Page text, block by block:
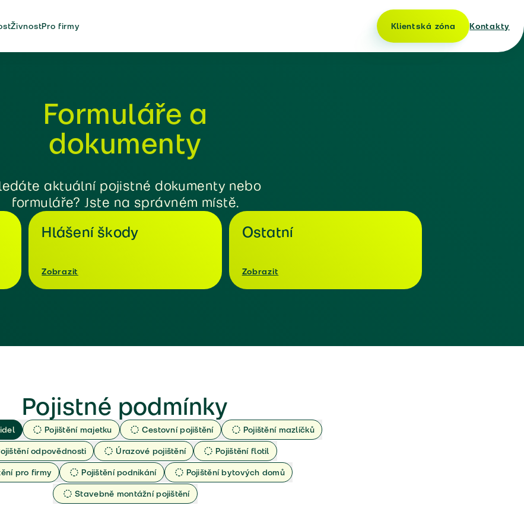
ŽivnostPro firmy Klientská zóna Kontakty
Formuláře a
dokumenty
aktuální pojistné dokumenty nebo
formuláře? Jste na správném místě.
Hlášení škody
Zobrazit
Ostatní
Zobrazit
Pojistné podmínky
Pojištění majetku Cestovní pojištění
Pojištění mazlíčků
odpovědnosti
Úrazové pojištění
Pojištění flotil
pro firmy
Pojištění podnikání
Pojištění bytových domů
Stavebně montážní pojištění